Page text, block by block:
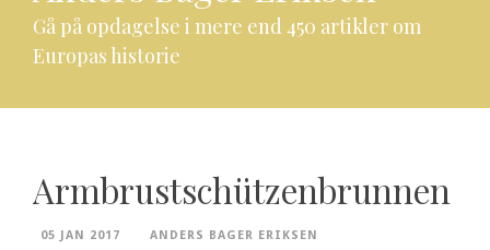
Gå på opdagelse i mere end 450 artikler om
Europas historie
Armbrustschützenbrunnen
05 JAN 2017
ANDERS BAGER ERIKSEN